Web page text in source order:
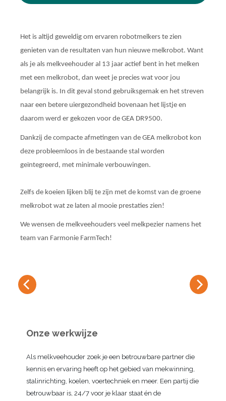
Het is altijd geweldig om ervaren robotmelkers te zien
genieten van de resultaten van hun nieuwe melkrobot. Want
als je als melkveehouder al 13 jaar actief bent in het melken
met een melkrobot, dan weet je precies wat voor jou
belangrijk is. In dit geval stond gebruiksgemak en het streven
naar een betere uiergezondheid bovenaan het lijstje en
daarom werd er gekozen voor de GEA DR9500.
Dankzij de compacte afmetingen van de GEA melkrobot kon
deze probleemloos in de bestaande stal worden
geïntegreerd, met minimale verbouwingen.
Zelfs de koeien lijken blij te zijn met de komst van de groene
melkrobot wat ze laten al mooie prestaties zien!
We wensen de melkveehouders veel melkpezier namens het
team van Farmonie FarmTech!
Onze werkwijze
Als melkveehouder zoek je een betrouwbare partner die
kennis en ervaring heeft op het gebied van mekwinning,
stalinrichting, koelen, voertechniek en meer. Een partij die
betrouwbaar is, 24/7 voor je klaar staat én de